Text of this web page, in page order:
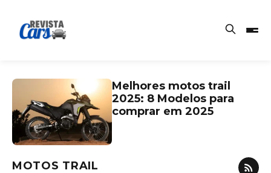
Melhores motos trail
2025: 8 Modelos para
comprar em 2025
MOTOS TRAIL